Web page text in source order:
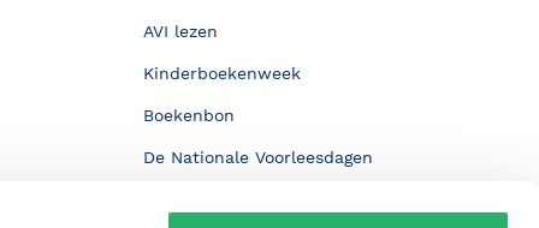
AVI lezen
Kinderboekenweek
Boekenbon
De Nationale Voorleesdagen